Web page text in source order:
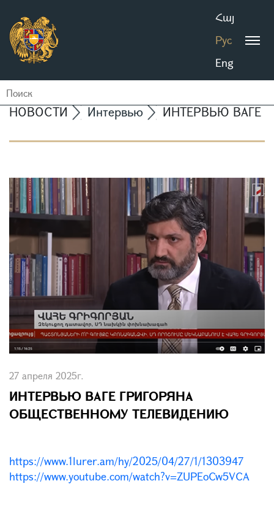
Հայ
Рус
Eng
НОВОСТИ Интервью ИНТЕРВЬЮ ВАГЕ
27 апреля 2025г.
ИНТЕРВЬЮ ВАГЕ ГРИГОРЯНА
ОБЩЕСТВЕННОМУ ТЕЛЕВИДЕНИЮ
https://www.1lurer.am/hy/2025/04/27/1/1303947
https://www.youtube.com/watch?v=ZUPEoCw5VCA